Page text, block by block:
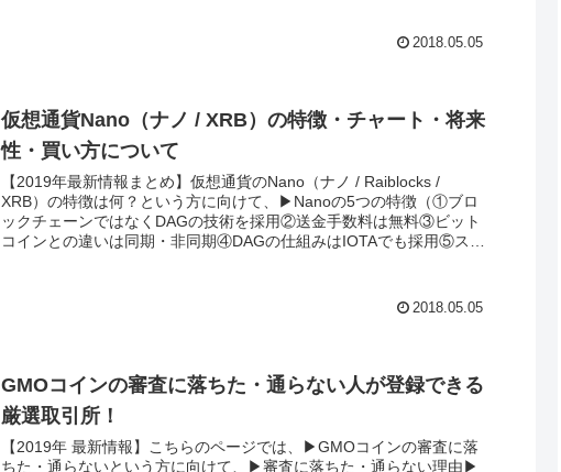
べて指標がない） ▶ビットコインFXと現物取引との比較▶ビットコイ
2018.05.05
仮想通貨Nano（ナノ / XRB）の特徴・チャート・将来
性・買い方について
【2019年最新情報まとめ】仮想通貨のNano（ナノ / Raiblocks /
XRB）の特徴は何？という方に向けて、▶Nanoの5つの特徴（①ブロ
ックチェーンではなくDAGの技術を採用②送金手数料は無料③ビット
コインとの違いは同期・非同期④DAGの仕組みはIOTAでも採用⑤スパ
い方をまとめました。Nanoの購入を検討している方は是非参考にして
2018.05.05
GMOコインの審査に落ちた・通らない人が登録できる
厳選取引所！
【2019年 最新情報】こちらのページでは、▶GMOコインの審査に落
ちた・通らないという方に向けて、▶審査に落ちた・通らない理由▶